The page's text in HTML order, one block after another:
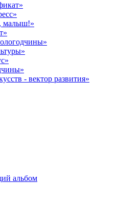
малыш!»
- вектор развития»
альбом